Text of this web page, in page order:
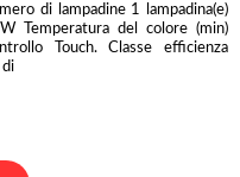
di lampadine 1 lampadina(e)
Temperatura del colore (min)
Touch. Classe efficienza
di